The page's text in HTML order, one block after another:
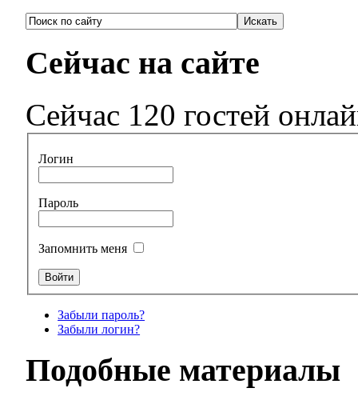
Сейчас на сайте
Сейчас 120 гостей
Логин
Пароль
Запомнить меня
Забыли пароль?
Забыли логин?
Подобные материалы